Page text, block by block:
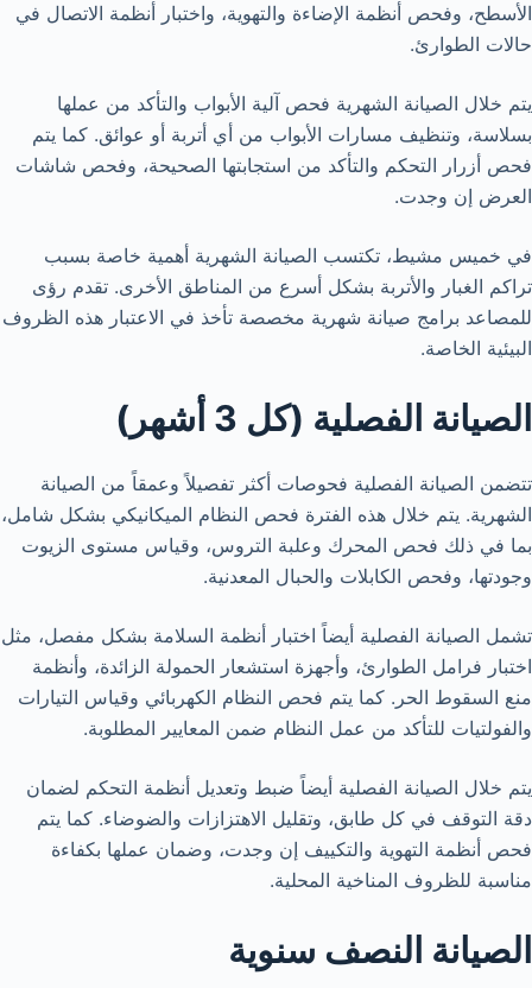
الأسطح، وفحص أنظمة الإضاءة والتهوية، واختبار أنظمة الاتصال في
حالات الطوارئ.
يتم خلال الصيانة الشهرية فحص آلية الأبواب والتأكد من عملها
بسلاسة، وتنظيف مسارات الأبواب من أي أتربة أو عوائق. كما يتم
فحص أزرار التحكم والتأكد من استجابتها الصحيحة، وفحص شاشات
العرض إن وجدت.
في خميس مشيط، تكتسب الصيانة الشهرية أهمية خاصة بسبب
تراكم الغبار والأتربة بشكل أسرع من المناطق الأخرى. تقدم رؤى
للمصاعد برامج صيانة شهرية مخصصة تأخذ في الاعتبار هذه الظروف
البيئية الخاصة.
الصيانة الفصلية (كل 3 أشهر)
تتضمن الصيانة الفصلية فحوصات أكثر تفصيلاً وعمقاً من الصيانة
الشهرية. يتم خلال هذه الفترة فحص النظام الميكانيكي بشكل شامل،
بما في ذلك فحص المحرك وعلبة التروس، وقياس مستوى الزيوت
وجودتها، وفحص الكابلات والحبال المعدنية.
تشمل الصيانة الفصلية أيضاً اختبار أنظمة السلامة بشكل مفصل، مثل
اختبار فرامل الطوارئ، وأجهزة استشعار الحمولة الزائدة، وأنظمة
منع السقوط الحر. كما يتم فحص النظام الكهربائي وقياس التيارات
والفولتيات للتأكد من عمل النظام ضمن المعايير المطلوبة.
يتم خلال الصيانة الفصلية أيضاً ضبط وتعديل أنظمة التحكم لضمان
دقة التوقف في كل طابق، وتقليل الاهتزازات والضوضاء. كما يتم
فحص أنظمة التهوية والتكييف إن وجدت، وضمان عملها بكفاءة
مناسبة للظروف المناخية المحلية.
الصيانة النصف سنوية